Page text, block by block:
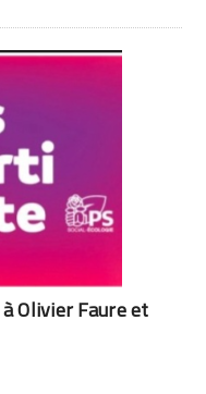
Olivier Faure et